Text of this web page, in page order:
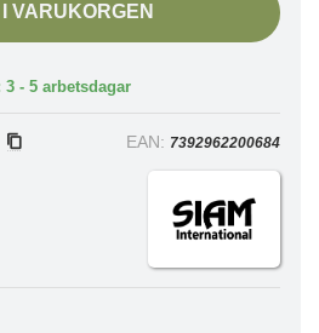
VARUKORGEN
- 5 arbetsdagar
EAN: 7392962200684